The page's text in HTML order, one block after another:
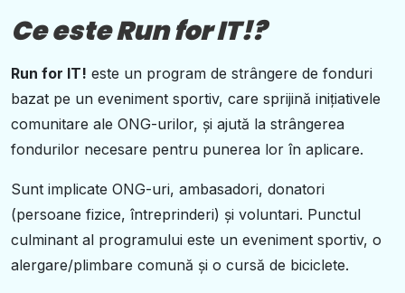
Ce este Run for IT!?
Run for IT! este un program de strângere de fonduri
bazat pe un eveniment sportiv, care sprijină inițiativele
comunitare ale ONG-urilor, și ajută la strângerea
fondurilor necesare pentru punerea lor în aplicare.
Sunt implicate ONG-uri, ambasadori, donatori
(persoane fizice, întreprinderi) și voluntari. Punctul
culminant al programului este un eveniment sportiv, o
alergare/plimbare comună și o cursă de biciclete.